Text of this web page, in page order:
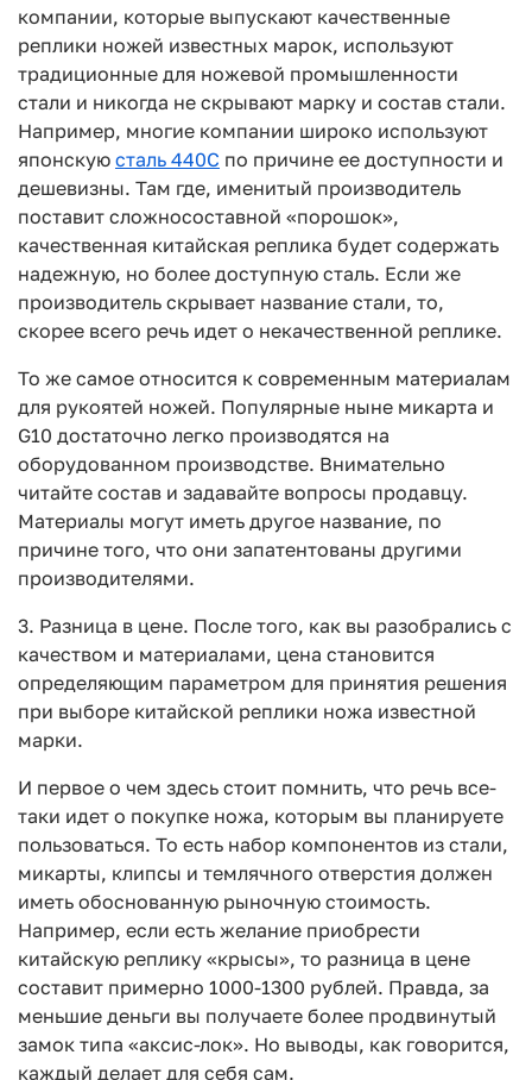
компании, которые выпускают качественные
реплики ножей известных марок, используют
традиционные для ножевой промышленности
стали и никогда не скрывают марку и состав стали.
Например, многие компании широко используют
японскую сталь 440С по причине ее доступности и
дешевизны. Там где, именитый производитель
поставит сложносоставной «порошок»,
качественная китайская реплика будет содержать
надежную, но более доступную сталь. Если же
производитель скрывает название стали, то,
скорее всего речь идет о некачественной реплике.
То же самое относится к современным материалам
для рукоятей ножей. Популярные ныне микарта и
G10 достаточно легко производятся на
оборудованном производстве. Внимательно
читайте состав и задавайте вопросы продавцу.
Материалы могут иметь другое название, по
причине того, что они запатентованы другими
производителями.
3. Разница в цене. После того, как вы разобрались с
качеством и материалами, цена становится
определяющим параметром для принятия решения
при выборе китайской реплики ножа известной
марки.
И первое о чем здесь стоит помнить, что речь все-
таки идет о покупке ножа, которым вы планируете
пользоваться. То есть набор компонентов из стали,
микарты, клипсы и темлячного отверстия должен
иметь обоснованную рыночную стоимость.
Например, если есть желание приобрести
китайскую реплику «крысы», то разница в цене
составит примерно 1000-1300 рублей. Правда, за
меньшие деньги вы получаете более продвинутый
замок типа «аксис-лок». Но выводы, как говорится,
каждый делает для себя сам.